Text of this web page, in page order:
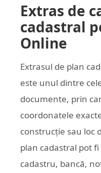
Extras de
cadastral
Online
Extrasul de plan
este unul dintre
documente, prin
coordonatele
construcție sau loc
plan cadastral pot
cadastru, bancă,